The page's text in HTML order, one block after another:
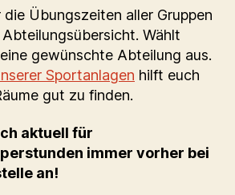
Übungszeiten aller Gruppen
Wählt
gewünschte Abteilung aus.
Sportanlagen hilft euch
gut zu finden.
aktuell für
immer vorher bei
an!